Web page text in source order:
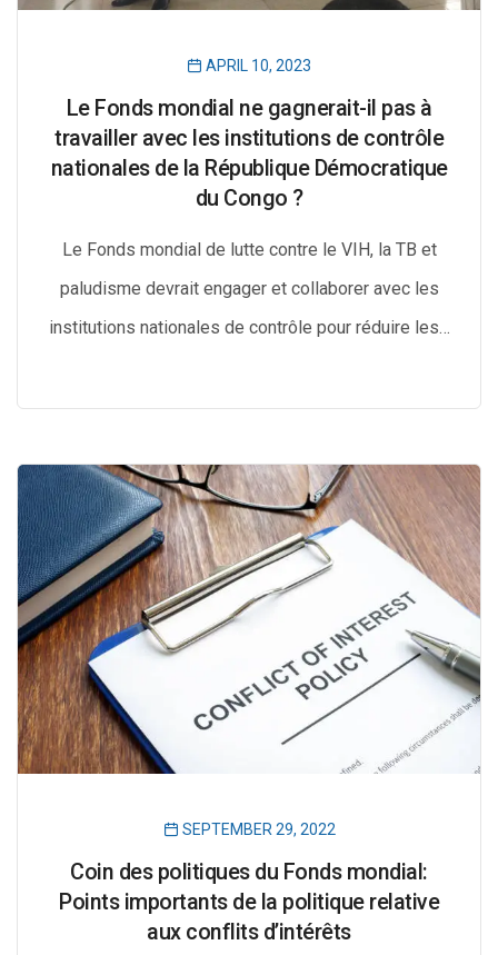
APRIL 10, 2023
Le Fonds mondial ne gagnerait-il pas à
travailler avec les institutions de contrôle
nationales de la République Démocratique
du Congo ?
Le Fonds mondial de lutte contre le VIH, la TB et
paludisme devrait engager et collaborer avec les
institutions nationales de contrôle pour réduire les…
SEPTEMBER 29, 2022
Coin des politiques du Fonds mondial:
Points importants de la politique relative
aux conflits d’intérêts